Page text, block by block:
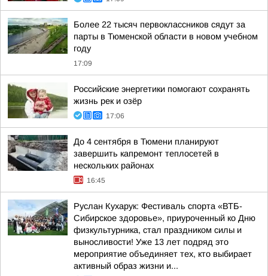
Более 22 тысяч первоклассников сядут за
парты в Тюменской области в новом учебном
году
17:09
Российские энергетики помогают сохранять
жизнь рек и озёр
17:06
До 4 сентября в Тюмени планируют
завершить капремонт теплосетей в
нескольких районах
16:45
Руслан Кухарук: Фестиваль спорта «ВТБ-
Сибирское здоровье», приуроченный ко Дню
физкультурника, стал праздником силы и
выносливости! Уже 13 лет подряд это
мероприятие объединяет тех, кто выбирает
активный образ жизни и...